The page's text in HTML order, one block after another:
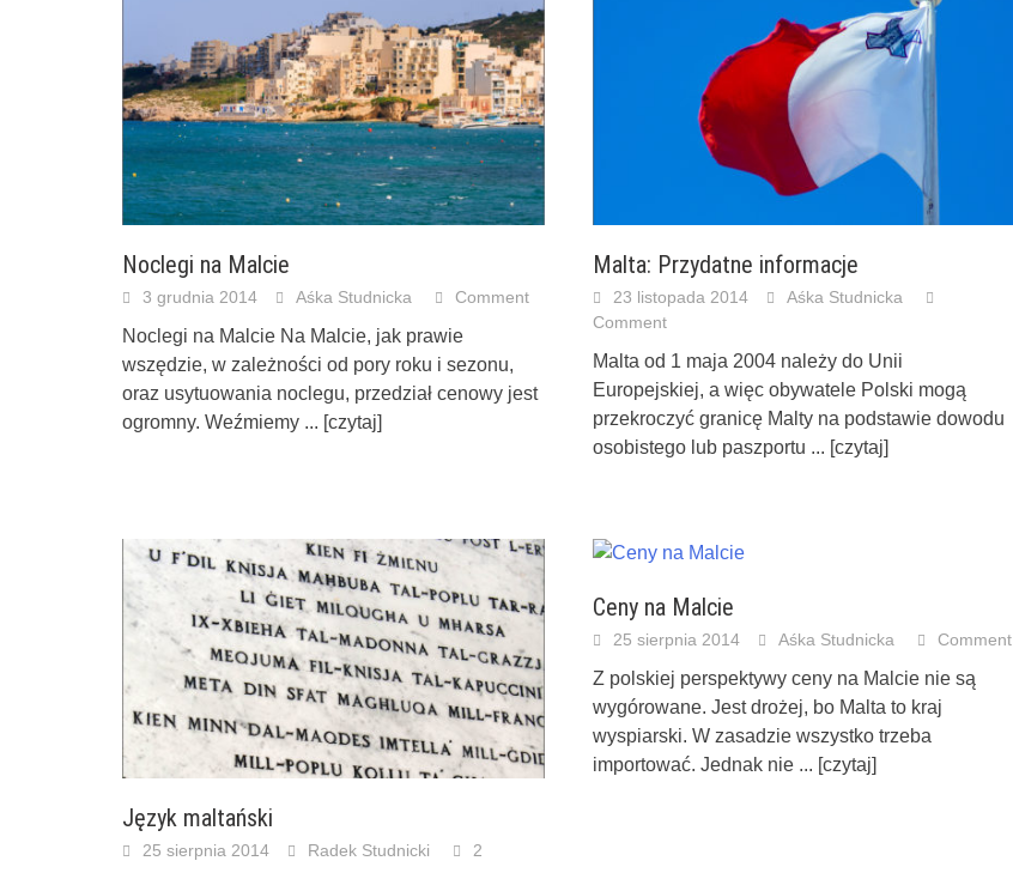
Noclegi na Malcie
3 grudnia 2014 Aśka Studnicka Comment
Noclegi na Malcie Na Malcie, jak prawie
wszędzie, w zależności od pory roku i sezonu,
oraz usytuowania noclegu, przedział cenowy jest
ogromny. Weźmiemy ... [czytaj]
Malta: Przydatne informacje
23 listopada 2014
Aśka Studnicka
Comment
Malta od 1 maja 2004 należy do Unii
Europejskiej, a więc obywatele Polski mogą
przekroczyć granicę Malty na podstawie dowodu
osobistego lub paszportu ... [czytaj]
Język maltański
25 sierpnia 2014 Radek Studnicki 2
Ceny na Malcie
25 sierpnia 2014 Aśka Studnicka Comment
Z polskiej perspektywy ceny na Malcie nie są
wygórowane. Jest drożej, bo Malta to kraj
wyspiarski. W zasadzie wszystko trzeba
importować. Jednak nie ... [czytaj]